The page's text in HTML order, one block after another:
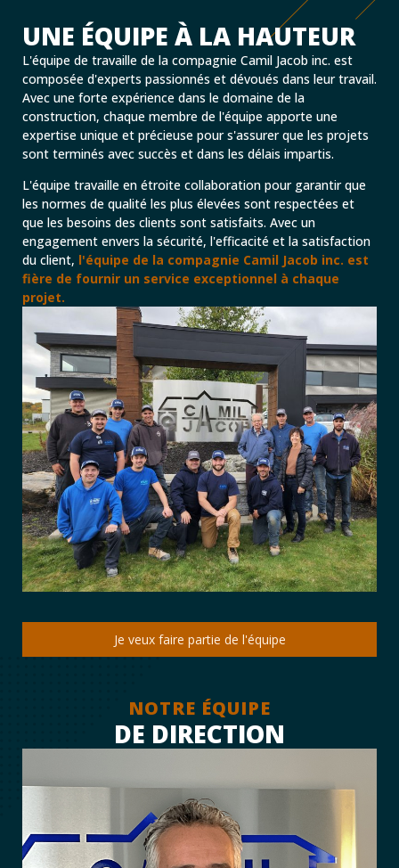
UNE ÉQUIPE À LA HAUTEUR
L'équipe de travaille de la compagnie Camil Jacob inc. est
composée d'experts passionnés et dévoués dans leur travail.
Avec une forte expérience dans le domaine de la
construction, chaque membre de l'équipe apporte une
expertise unique et précieuse pour s'assurer que les projets
sont terminés avec succès et dans les délais impartis.
L'équipe travaille en étroite collaboration pour garantir que
les normes de qualité les plus élevées sont respectées et
que les besoins des clients sont satisfaits. Avec un
engagement envers la sécurité, l'efficacité et la satisfaction
du client, l'équipe de la compagnie Camil Jacob inc. est
fière de fournir un service exceptionnel à chaque
projet.
Je veux faire partie de l'équipe
NOTRE ÉQUIPE
DE DIRECTION